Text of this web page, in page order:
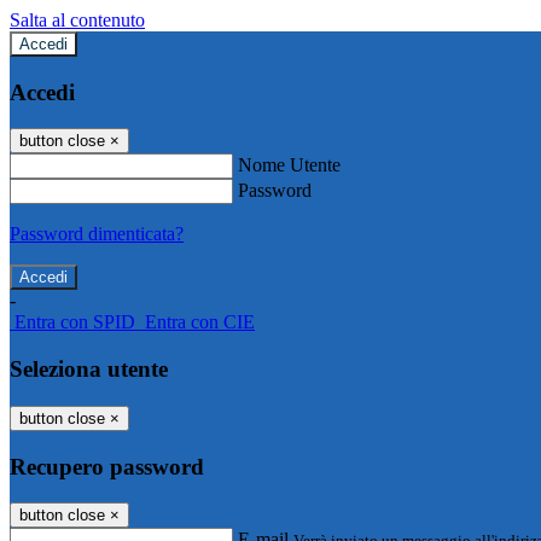
Salta al contenuto
Accedi
Accedi
button close ×
Nome Utente
Password
Password dimenticata?
-
Entra con SPID Entra con CIE
Seleziona utente
button close ×
Recupero password
button close ×